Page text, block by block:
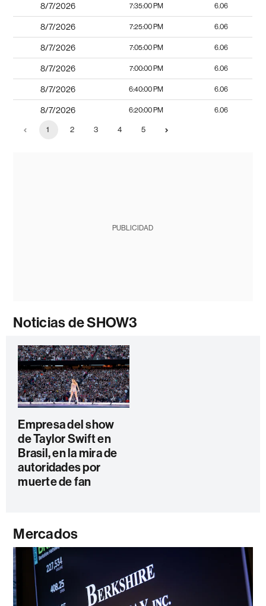
8/7/2026 7:35:00 PM 6.06
8/7/2026 7:25:00 PM 6.06
8/7/2026 7:05:00 PM 6.06
8/7/2026 7:00:00 PM 6.06
8/7/2026 6:40:00 PM 6.06
8/7/2026 6:20:00 PM 6.06
1 2 3 4 5
PUBLICIDAD
Noticias de SHOW3
Empresa del show
de Taylor Swift en
Brasil, en la mira de
autoridades por
muerte de fan
Mercados